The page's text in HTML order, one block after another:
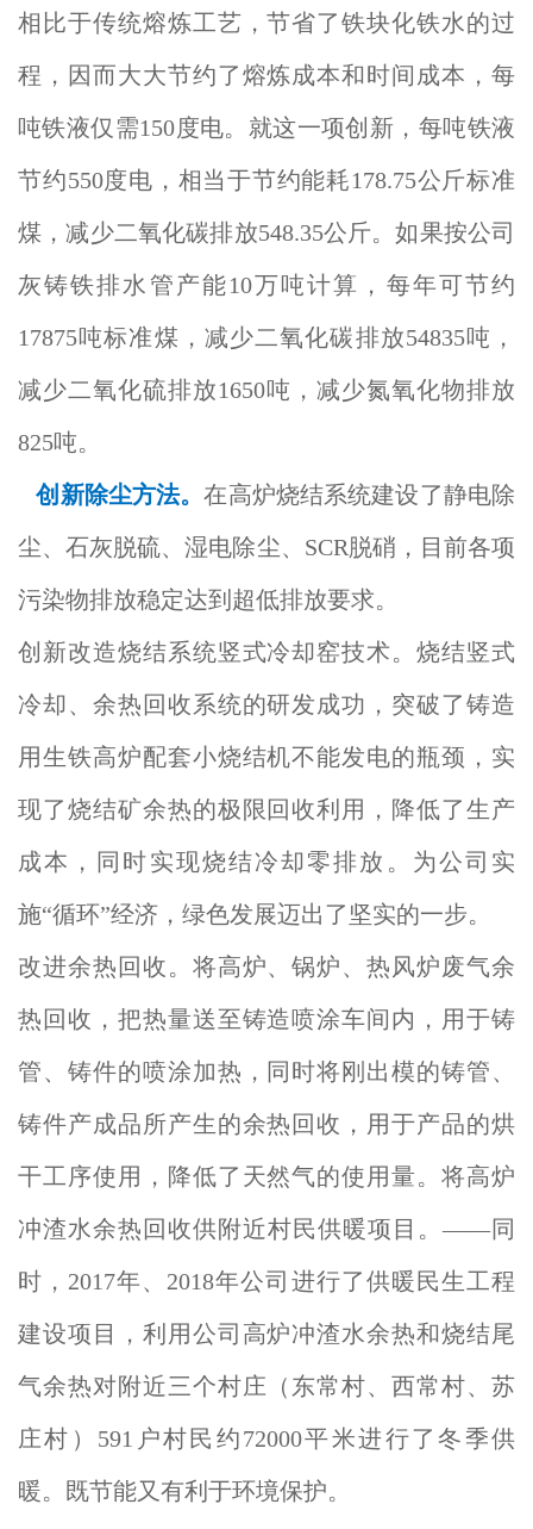
相比于传统熔炼工艺，节省了铁块化铁水的过
程，因而大大节约了熔炼成本和时间成本，每
吨铁液仅需150度电。就这一项创新，每吨铁液
节约550度电，相当于节约能耗178.75公斤标准
煤，减少二氧化碳排放548.35公斤。如果按公司
灰铸铁排水管产能10万吨计算，每年可节约
17875吨标准煤，减少二氧化碳排放54835吨，
减少二氧化硫排放1650吨，减少氮氧化物排放
825吨。
创新除尘方法。在高炉烧结系统建设了静电除
尘、石灰脱硫、湿电除尘、SCR脱硝，目前各项
污染物排放稳定达到超低排放要求。
创新改造烧结系统竖式冷却窑技术。烧结竖式
冷却、余热回收系统的研发成功，突破了铸造
用生铁高炉配套小烧结机不能发电的瓶颈，实
现了烧结矿余热的极限回收利用，降低了生产
成本，同时实现烧结冷却零排放。为公司实
施“循环”经济，绿色发展迈出了坚实的一步。
改进余热回收。将高炉、锅炉、热风炉废气余
热回收，把热量送至铸造喷涂车间内，用于铸
管、铸件的喷涂加热，同时将刚出模的铸管、
铸件产成品所产生的余热回收，用于产品的烘
干工序使用，降低了天然气的使用量。将高炉
冲渣水余热回收供附近村民供暖项目。——同
时，2017年、2018年公司进行了供暖民生工程
建设项目，利用公司高炉冲渣水余热和烧结尾
气余热对附近三个村庄（东常村、西常村、苏
庄村）591户村民约72000平米进行了冬季供
暖。既节能又有利于环境保护。